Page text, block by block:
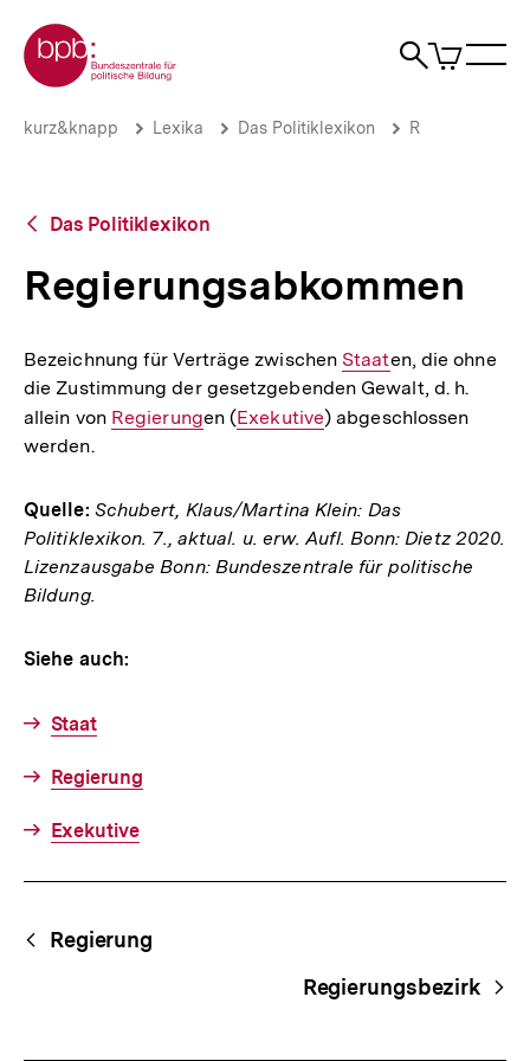
zum
Seiteninhalt
springen
Zur Startseite der bpb
Suche
Artikel
im
Regierungsabkommen
Brotkrümelnavigation
Pfadnavigation
kurz&knapp Lexika Das Politiklexikon R
Zurück
Übersicht
Das Politiklexikon
Regierungsabkommen
Bezeichnung für Verträge zwischen Interner
Link:
Staaten, die ohne
die Zustimmung der gesetzgebenden Gewalt, d. h.
allein von Interner
Regierungen (Interner
Exekutive) abgeschlossen
werden.
Quelle: Schubert, Klaus/Martina Klein: Das
Politiklexikon. 7., aktual. u. erw. Aufl. Bonn: Dietz 2020.
Lizenzausgabe Bonn: Bundeszentrale für politische
Bildung.
Siehe auch:
Staat
Regierung
Exekutive
Begriffsnavigation
Content-
Navigation
Regierung
Regierungsbezirk